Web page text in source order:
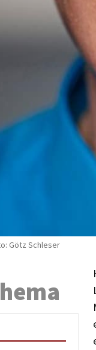
Götz Schleser